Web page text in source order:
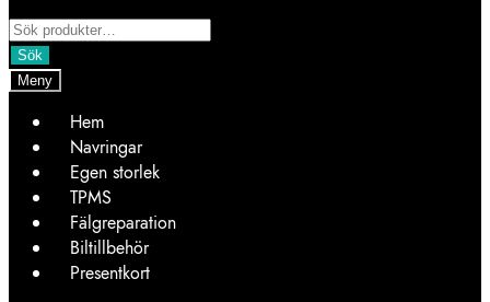
Products
search
Sök
Meny
Hem
Navringar
Egen storlek
TPMS
Fälgreparation
Biltillbehör
Presentkort